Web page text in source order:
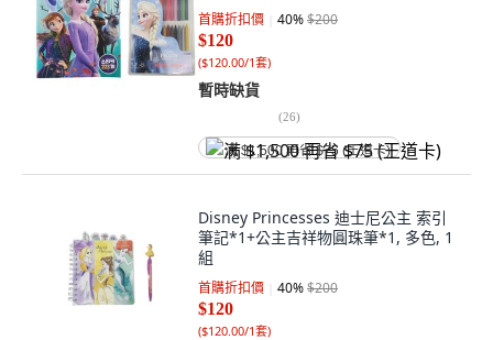
首購折扣價 40%$200
$120
($120.00/1套)
暫時缺貨
(26)
满 $1,500 再省 $75 (王道卡)
Disney Princesses 迪士尼公主 索引
筆記*1+公主吉祥物圓珠筆*1, 多色, 1
組
首購折扣價 40%$200
$120
($120.00/1套)